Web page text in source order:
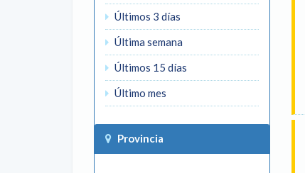
Últimos 3 días
Última semana
Últimos 15 días
Último mes
Provincia